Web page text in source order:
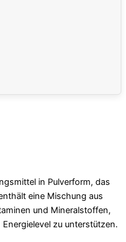
in Pulverform, das
eine Mischung aus
und Mineralstoffen,
zu unterstützen.